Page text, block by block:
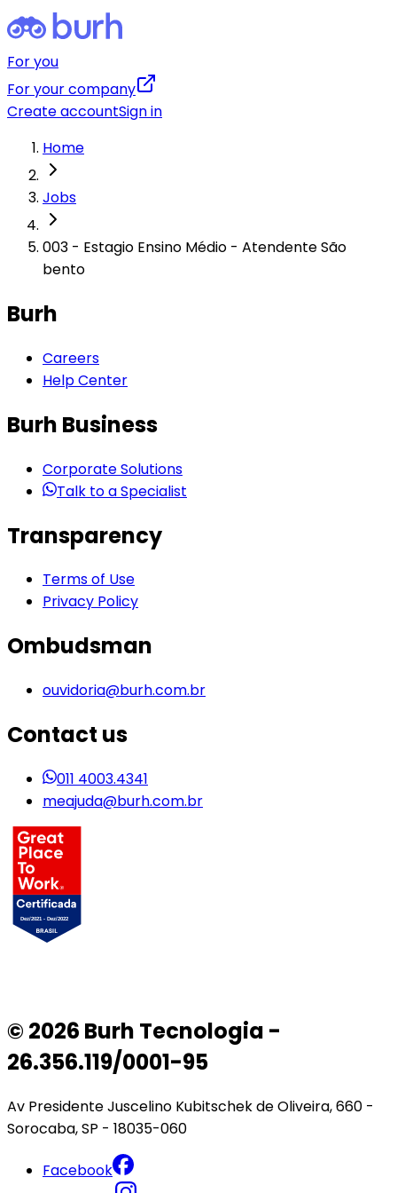
For you
For your company
Create accountSign in
Home
Jobs
003 - Estagio Ensino Médio - Atendente São
bento
Burh
Careers
Help Center
Burh Business
Corporate Solutions
Talk to a Specialist
Transparency
Terms of Use
Privacy Policy
Ombudsman
ouvidoria@burh.com.br
Contact us
011 4003.4341
meajuda@burh.com.br
© 2026 Burh Tecnologia -
26.356.119/0001-95
Av Presidente Juscelino Kubitschek de Oliveira, 660 -
Sorocaba, SP - 18035-060
Facebook